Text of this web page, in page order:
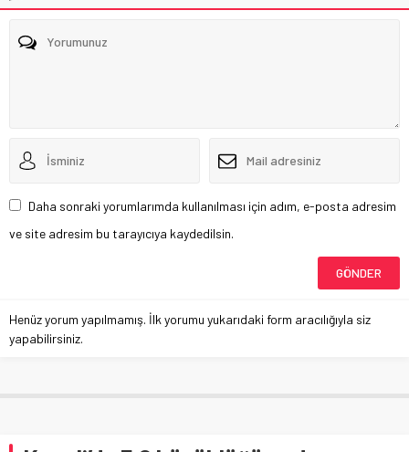
Daha sonraki yorumlarımda kullanılması için adım, e-posta adresim
ve site adresim bu tarayıcıya kaydedilsin.
Henüz yorum yapılmamış. İlk yorumu yukarıdaki form aracılığıyla siz
yapabilirsiniz.